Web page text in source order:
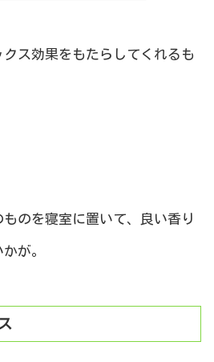
ス効果をもたらしてくれるも
のを寝室に置いて、良い香り
が。